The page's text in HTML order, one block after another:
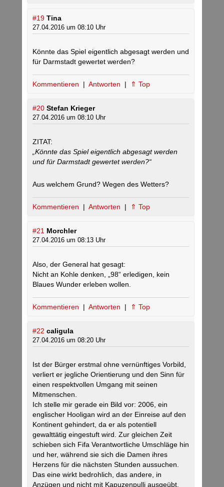
#19 Tina
27.04.2016 um 08:10 Uhr
Könnte das Spiel eigentlich abgesagt werden und
für Darmstadt gewertet werden?
Kommentieren | Antworten | ⇑ Top
#20 Stefan Krieger
27.04.2016 um 08:10 Uhr
ZITAT:
„Könnte das Spiel eigentlich abgesagt werden
und für Darmstadt gewertet werden?“
Aus welchem Grund? Wegen des Wetters?
Kommentieren | Antworten | ⇑ Top
#21 Morchler
27.04.2016 um 08:13 Uhr
Also, der General hat gesagt:
Nicht an Kohle denken, „98“ erledigen, kein
Blaues Wunder erleben wollen.
Kommentieren | Antworten | ⇑ Top
#22 caligula
27.04.2016 um 08:20 Uhr
Ist der Bürger erstmal ohne vernünftiges Vorbild,
verliert er jegliche Orientierung und den Sinn für
einen respektvollen Umgang mit seinen
Mitmenschen.
Ich stelle mir gerade ein Bild vor: 2006, ein
englischer Hooligan wird an der Einreise auf den
Kontinent gehindert, da er als potentiell
gewalttätig eingestuft wird. Zur gleichen Zeit
schieben sich Fifa Verantwortliche Umschläge hin
und her, während sie sich die Damen ihres
Herzens für die nächsten Stunden aussuchen.
Das eine wirkt bedrohlich, das andere, in
Anzügen und nicht mit Kapuzenpulli ausgeübt,